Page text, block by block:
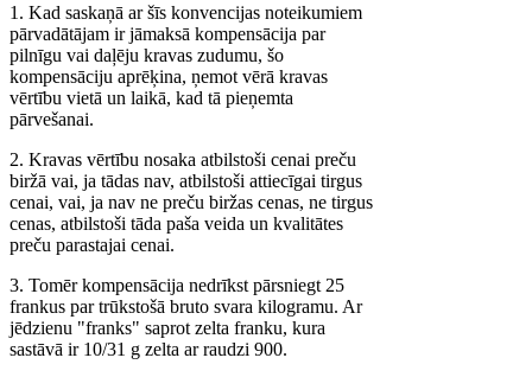
1. Kad saskaņā ar šīs konvencijas noteikumiem
pārvadātājam ir jāmaksā kompensācija par
pilnīgu vai daļēju kravas zudumu, šo
kompensāciju aprēķina, ņemot vērā kravas
vērtību vietā un laikā, kad tā pieņemta
pārvešanai.
2. Kravas vērtību nosaka atbilstoši cenai preču
biržā vai, ja tādas nav, atbilstoši attiecīgai tirgus
cenai, vai, ja nav ne preču biržas cenas, ne tirgus
cenas, atbilstoši tāda paša veida un kvalitātes
preču parastajai cenai.
3. Tomēr kompensācija nedrīkst pārsniegt 25
frankus par trūkstošā bruto svara kilogramu. Ar
jēdzienu "franks" saprot zelta franku, kura
sastāvā ir 10/31 g zelta ar raudzi 900.